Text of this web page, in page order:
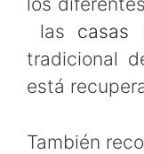
las casas
tradicional
está
También